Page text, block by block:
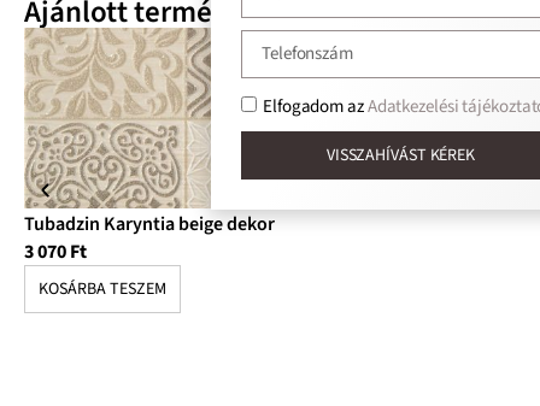
Ajánlott termékek
Tubadzin Karyntia beige dekor
3 070Ft
KOSÁRBA TESZEM
Elfogadom azAdatkezelési
VISSZAHÍVÁST KÉREK